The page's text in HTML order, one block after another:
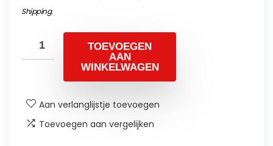
Shipping.
TOEVOEGEN
AAN
WINKELWAGEN
Aan verlanglijstje toevoegen
Toevoegen aan vergelijken